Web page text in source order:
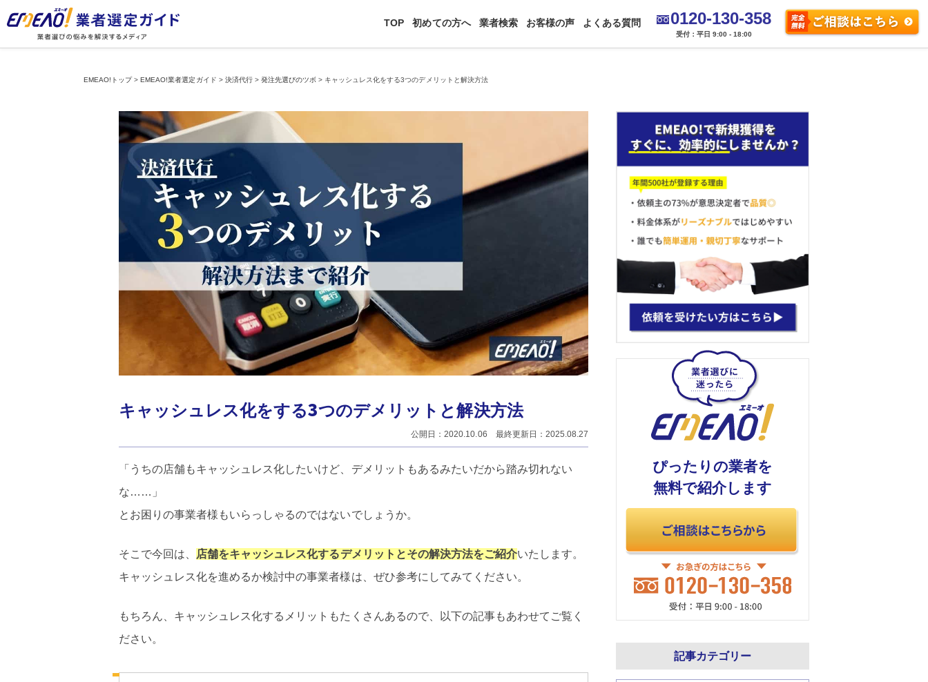
TOP 初めての方へ 業者検索 お客様の声 よくある質問 0120-130-358
受付：平日 9:00 - 18:00
EMEAO!トップ>EMEAO!業者選定ガイド > 決済代行> 発注先選びのツボ > キャッシュレス化をする3つのデメリットと解決方法
キャッシュレス化をする3つのデメリットと解決方法
公開日：2020.10.06 最終更新日：2025.08.27
「うちの店舗もキャッシュレス化したいけど、デメリットもあるみたいだから踏み切れない
な……」
とお困りの事業者様もいらっしゃるのではないでしょうか。
そこで今回は、 店舗をキャッシュレス化するデメリットとその解決方法をご紹介いたします。
キャッシュレス化を進めるか検討中の事業者様は、ぜひ参考にしてみてください。
もちろん、キャッシュレス化するメリットもたくさんあるので、以下の記事もあわせてご覧く
ださい。
ぴったりの業者を
無料で紹介します
記事カテゴリー